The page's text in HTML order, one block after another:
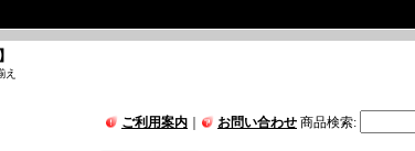
え
ご利用案内 お問い合わせ 商品検索: